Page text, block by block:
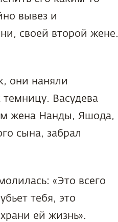
вывез и
своей второй жене.
они наняли
Васудева
жена Нанды, Яшода,
сына, забрал
«Это всего
тебя, это
ей жизнь».